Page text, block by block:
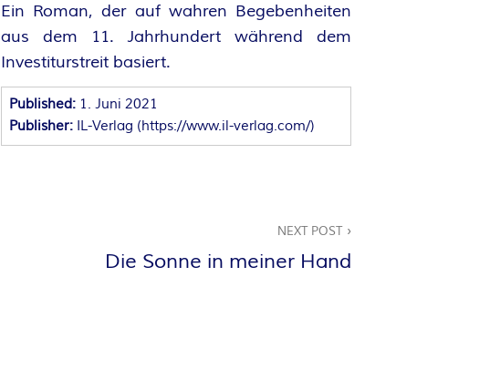
Ein Roman, der auf wahren Begebenheiten
aus dem 11. Jahrhundert während dem
Investiturstreit basiert.
Published: 1. Juni 2021
Publisher: IL-Verlag (https://www.il-verlag.com/)
NEXT POST
Die Sonne in meiner Hand